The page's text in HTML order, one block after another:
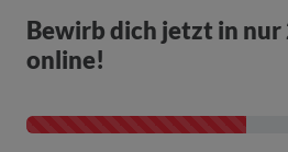
Bewirb dich jetzt in
online!